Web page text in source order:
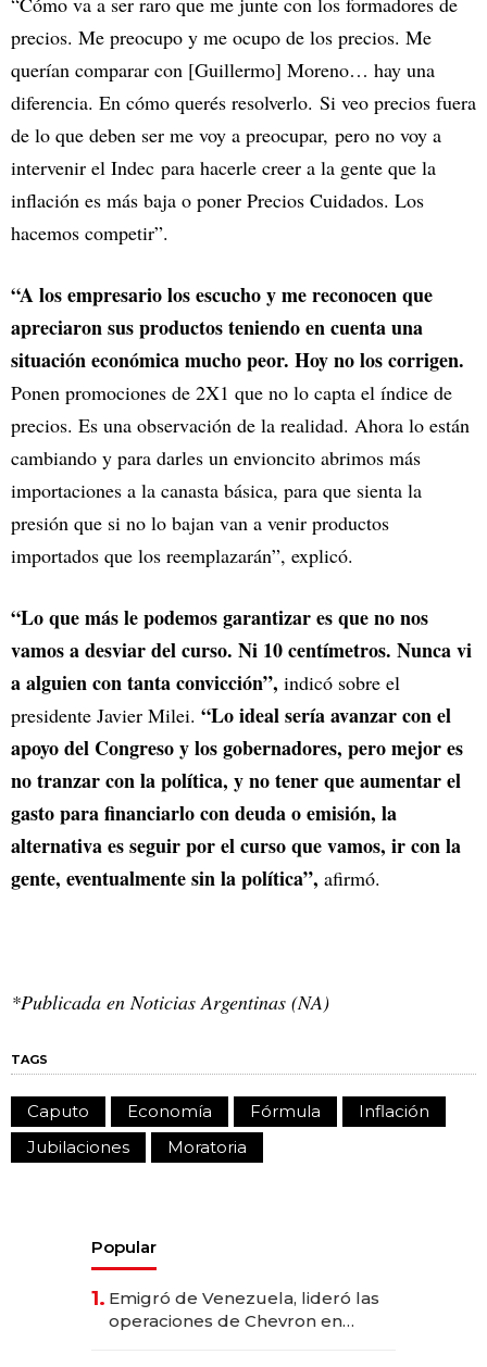
precios. Me preocupo y me ocupo de los precios. Me
querían comparar con [Guillermo] Moreno… hay una
diferencia. En cómo querés resolverlo. Si veo precios fuera
de lo que deben ser me voy a preocupar, pero no voy a
intervenir el Indec para hacerle creer a la gente que la
inflación es más baja o poner Precios Cuidados. Los
hacemos competir”.
“A los empresario los escucho y me reconocen que
apreciaron sus productos teniendo en cuenta una
situación económica mucho peor. Hoy no los corrigen.
Ponen promociones de 2X1 que no lo capta el índice de
precios. Es una observación de la realidad. Ahora lo están
cambiando y para darles un envioncito abrimos más
importaciones a la canasta básica, para que sienta la
presión que si no lo bajan van a venir productos
importados que los reemplazarán”, explicó.
“Lo que más le podemos garantizar es que no nos
vamos a desviar del curso. Ni 10 centímetros. Nunca vi
a alguien con tanta convicción”, indicó sobre el
presidente Javier Milei. “Lo ideal sería avanzar con el
apoyo del Congreso y los gobernadores, pero mejor es
no tranzar con la política, y no tener que aumentar el
gasto para financiarlo con deuda o emisión, la
alternativa es seguir por el curso que vamos, ir con la
gente, eventualmente sin la política”, afirmó.
*Publicada en Noticias Argentinas (NA)
TAGS
Caputo Economía Fórmula
Inflación
Jubilaciones
Moratoria
Popular
1. Emigró de Venezuela, lideró las
operaciones de Chevron en